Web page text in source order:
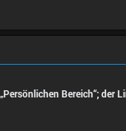
Bereich“; der